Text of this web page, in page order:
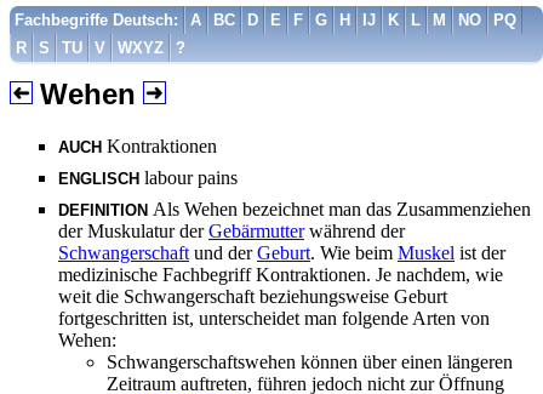
Fachbegriffe Deutsch: A BC D E F G H IJ K L M NO
PQ
R
S TU V WXYZ ?
Wehen
AUCH Kontraktionen
ENGLISCH labour pains
DEFINITION Als Wehen bezeichnet man das Zusammenziehen
der Muskulatur derGebärmutterwährend der
Schwangerschaft und derGeburt. Wie beim Muskel ist der
medizinische Fachbegriff Kontraktionen. Je nachdem, wie
weit die Schwangerschaft beziehungsweise Geburt
fortgeschritten ist, unterscheidet man folgende Arten von
Wehen:
Schwangerschaftswehen können über einen längeren
Zeitraum auftreten, führen jedoch nicht zur Öffnung